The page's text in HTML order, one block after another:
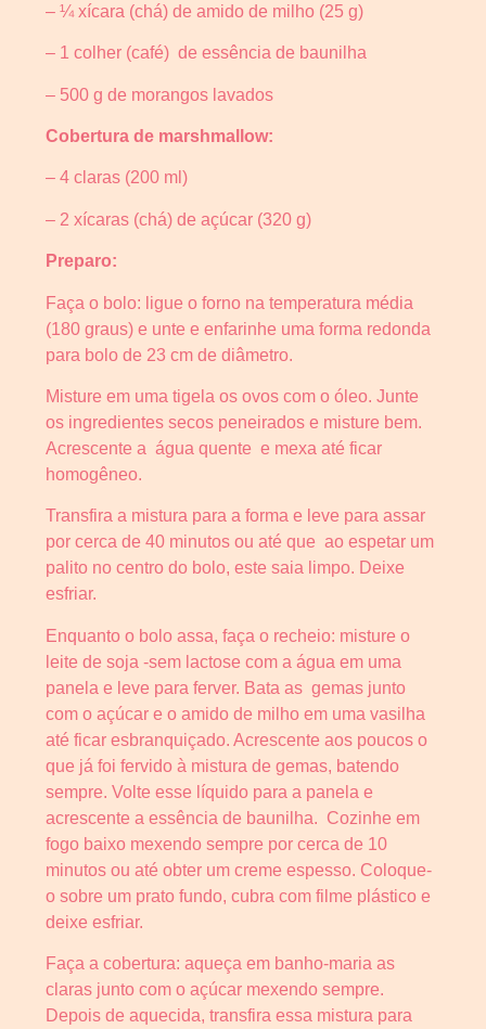
– ¼ xícara (chá) de amido de milho (25 g)
– 1 colher (café) de essência de baunilha
– 500 g de morangos lavados
Cobertura de marshmallow:
– 4 claras (200 ml)
– 2 xícaras (chá) de açúcar (320 g)
Preparo:
Faça o bolo: ligue o forno na temperatura média
(180 graus) e unte e enfarinhe uma forma redonda
para bolo de 23 cm de diâmetro.
Misture em uma tigela os ovos com o óleo. Junte
os ingredientes secos peneirados e misture bem.
Acrescente a água quente e mexa até ficar
homogêneo.
Transfira a mistura para a forma e leve para assar
por cerca de 40 minutos ou até que ao espetar um
palito no centro do bolo, este saia limpo. Deixe
esfriar.
Enquanto o bolo assa, faça o recheio: misture o
leite de soja -sem lactose com a água em uma
panela e leve para ferver. Bata as gemas junto
com o açúcar e o amido de milho em uma vasilha
até ficar esbranquiçado. Acrescente aos poucos o
que já foi fervido à mistura de gemas, batendo
sempre. Volte esse líquido para a panela e
acrescente a essência de baunilha. Cozinhe em
fogo baixo mexendo sempre por cerca de 10
minutos ou até obter um creme espesso. Coloque-
o sobre um prato fundo, cubra com filme plástico e
deixe esfriar.
Faça a cobertura: aqueça em banho-maria as
claras junto com o açúcar mexendo sempre.
Depois de aquecida, transfira essa mistura para